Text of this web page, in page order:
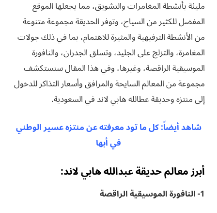
مليئة بأنشطة المغامرات والتشويق، مما يجعلها الموقع
المفضل للكثير من السياح، وتوفر الحديقة مجموعة متنوعة
من الأنشطة الترفيهية والمثيرة للاهتمام، بما في ذلك جولات
المغامرة، والتزلج على الجليد، وتسلق الجدران، والنافورة
الموسيقية الراقصة، وغيرها، وفي هذا المقال سنستكشف
مجموعة من المعالم السايحة والمرافق وأسعار التذاكر للدخول
إلى منتزه وحديقة عطالله هابي لاند في السعودية.
شاهد أيضاً: كل ما تود معرفته عن منتزه عسير الوطني
في أبها
أبرز معالم حديقة عبدالله هابي لاند:
1- النافورة الموسيقية الراقصة